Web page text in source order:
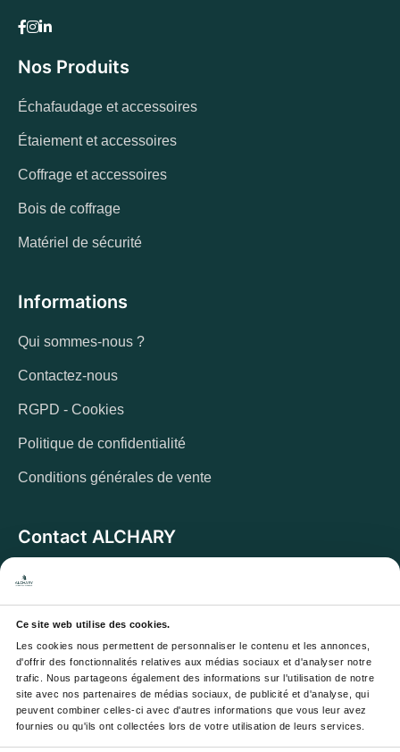
Ce site web utilise des cookies.
Les cookies nous permettent de personnaliser le contenu et les annonces,
d'offrir des fonctionnalités relatives aux médias sociaux et d'analyser notre
trafic. Nous partageons également des informations sur l'utilisation de notre
site avec nos partenaires de médias sociaux, de publicité et d'analyse, qui
peuvent combiner celles-ci avec d'autres informations que vous leur avez
fournies ou qu'ils ont collectées lors de votre utilisation de leurs services.
Nos Produits
Échafaudage et accessoires
Étaiement et accessoires
Coffrage et accessoires
Bois de coffrage
Matériel de sécurité
Informations
Qui sommes-nous ?
Contactez-nous
RGPD - Cookies
Politique de confidentialité
Conditions générales de vente
Contact ALCHARY
Adresse :
Horaires :Du lundi au vendredi de 8h à 17h. Et samedi de
8h à 13h
Email :contact@alchary.fr
Téléphone :+33 1 30 29 12 19
Newsletter